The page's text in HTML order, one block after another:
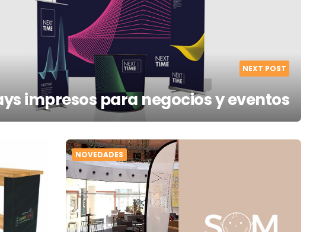
NEXT POST
impresos para negocios y eventos
NOVEDADES